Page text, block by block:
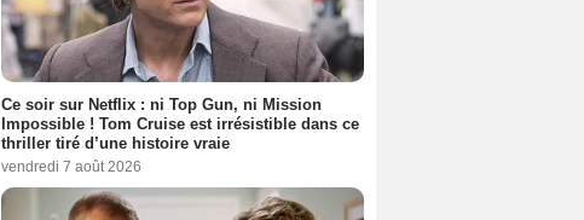
Ce soir sur Netflix : ni Top Gun, ni Mission
Impossible ! Tom Cruise est irrésistible dans ce
thriller tiré d’une histoire vraie
vendredi 7 août 2026